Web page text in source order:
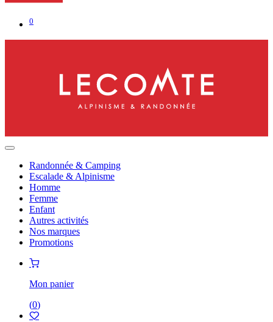
0
Randonnée & Camping
Escalade & Alpinisme
Homme
Femme
Enfant
Autres activités
Nos marques
Promotions
Mon panier
(0)